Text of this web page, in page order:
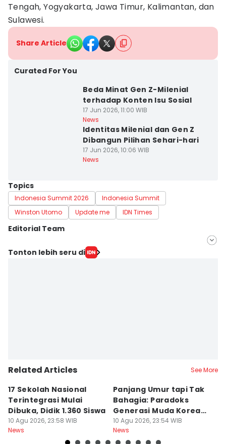
Tengah, Yogyakarta, Jawa Timur, Kalimantan, dan
Sulawesi.
Share Article
Curated For You
Beda Minat Gen Z-Milenial
terhadap Konten Isu Sosial
17 Jun 2026, 11:00 WIB
News
Identitas Milenial dan Gen Z
Dibangun Pilihan Sehari-hari
17 Jun 2026, 10:06 WIB
News
Topics
Indonesia Summit 2026
Indonesia Summit
Winston Utomo
Update me IDN Times
Editorial Team
Editor
Tonton lebih seru di
Related Articles See More
17 Sekolah Nasional
Terintegrasi Mulai
Dibuka, Didik 1.360 Siswa
10 Agu 2026, 23:58 WIB
News
Panjang Umur tapi Tak
Bahagia: Paradoks
Generasi Muda Korea
Selatan
10 Agu 2026, 23:54 WIB
News